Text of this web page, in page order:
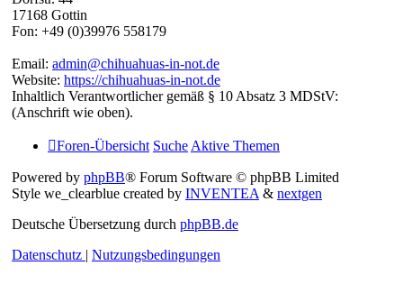
17168 Gottin
Fon: +49 (0)39976 558179
Email: admin@chihuahuas-in-not.de
Website: https://chihuahuas-in-not.de
Inhaltlich Verantwortlicher gemäß § 10 Absatz 3 MDStV:
(Anschrift wie oben).
Foren-Übersicht SucheAktive Themen
Powered by phpBB® Forum Software © phpBB Limited
Style we_clearblue created by INVENTEA& nextgen
Deutsche Übersetzung durch phpBB.de
Datenschutz | Nutzungsbedingungen